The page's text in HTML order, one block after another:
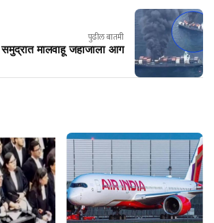
पुढील बातमी
समुद्रात मालवाहू जहाजाला आग